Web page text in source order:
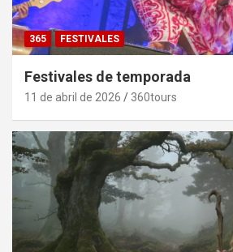
365 FESTIVALES
Festivales de temporada
11 de abril de 2026 360tours